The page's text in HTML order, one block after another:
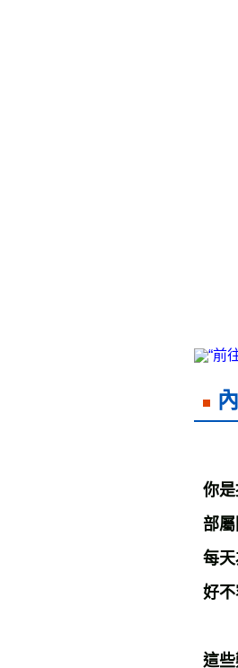
你
部
每
好